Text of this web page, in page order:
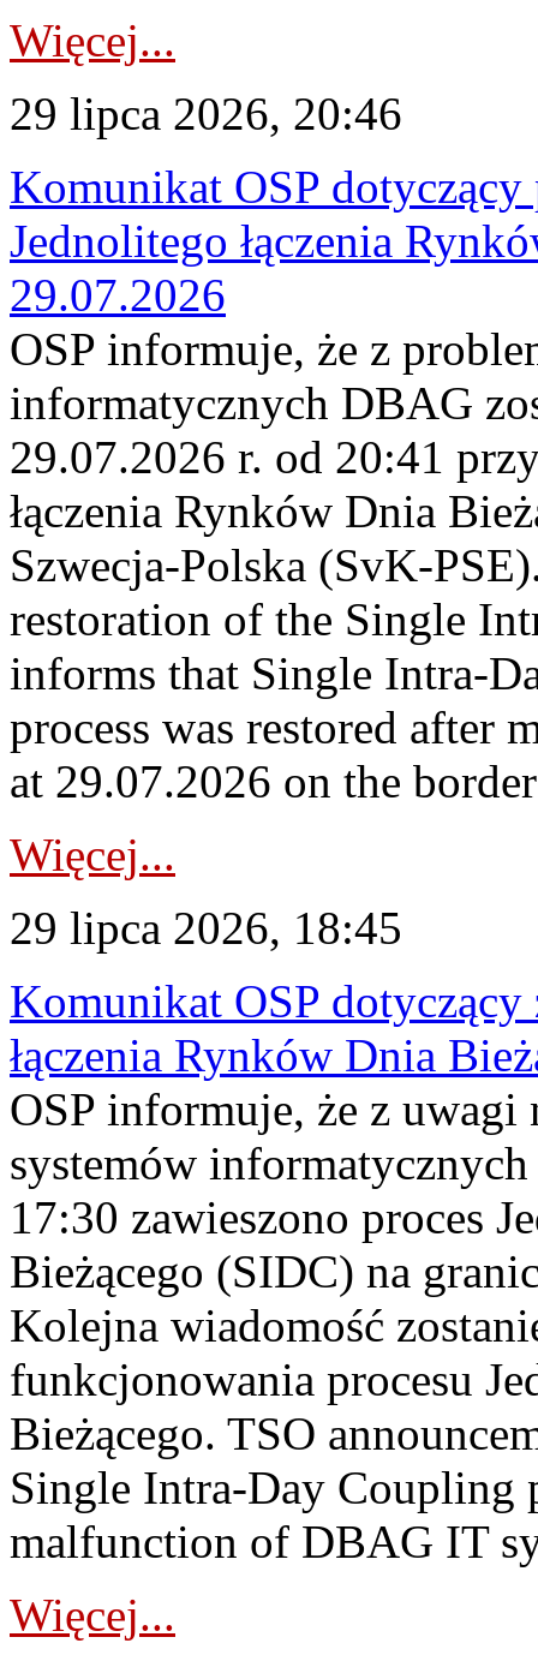
Więcej...
29 lipca 2026, 20:46
Komunikat OSP
Jednolitego łączenia
29.07.2026
OSP informuje, że z
informatycznych DBAG
29.07.2026 r. od 20:41
łączenia Rynków Dnia
Szwecja-Polska (SvK-
restoration of the Single
informs that Single Intra-
process was restored after
at 29.07.2026 on the
Więcej...
29 lipca 2026, 18:45
Komunikat OSP dotyczący
łączenia Rynków Dnia
OSP informuje, że z uwagi
systemów
17:30 zawieszono proces
Bieżącego (SIDC) na
Kolejna wiadomość
funkcjonowania procesu
Bieżącego. TSO
Single Intra-Day Coupling
malfunction of DBAG IT
Więcej...